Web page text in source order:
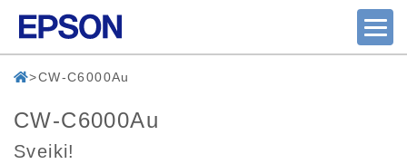
CW-C6000Au
CW-C6000Au
Sveiki!